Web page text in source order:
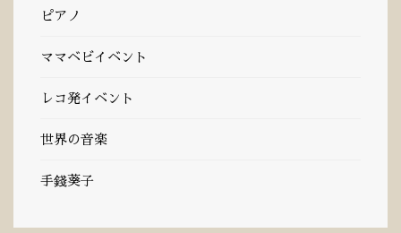
ピアノ
ママベビイベント
レコ発イベント
世界の音楽
手錢葵子